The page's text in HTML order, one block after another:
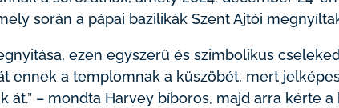
során a pápai bazilikák Szent Ajtói
ezen egyszerű és szimbolikus
ennek a templomnak a küszöbét, mert
át.” – mondta Harvey bíboros, majd arra kérte